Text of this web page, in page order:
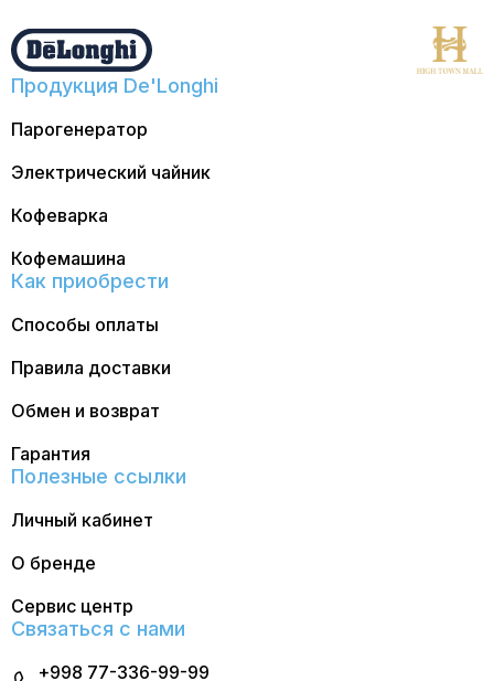
Продукция De'Longhi
Парогенератор
Электрический чайник
Кофеварка
Кофемашина
Как приобрести
Способы оплаты
Правила доставки
Обмен и возврат
Гарантия
Полезные ссылки
Личный кабинет
О бренде
Сервис центр
Связаться с нами
+998 77-336-99-99